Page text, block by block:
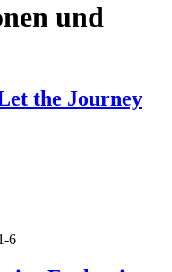
und
the Journey
6